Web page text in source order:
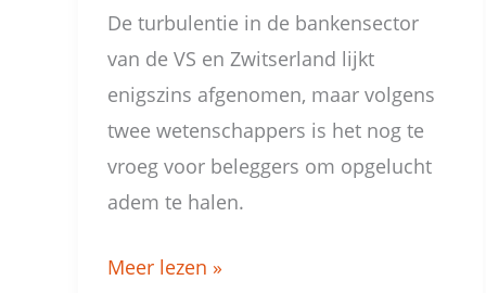
De turbulentie in de bankensector
van de VS en Zwitserland lijkt
enigszins afgenomen, maar volgens
twee wetenschappers is het nog te
vroeg voor beleggers om opgelucht
adem te halen.
Meer lezen »